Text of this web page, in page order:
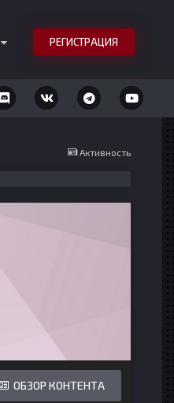
РЕГИСТРАЦИЯ
Активность
ОБЗОР КОНТЕНТА